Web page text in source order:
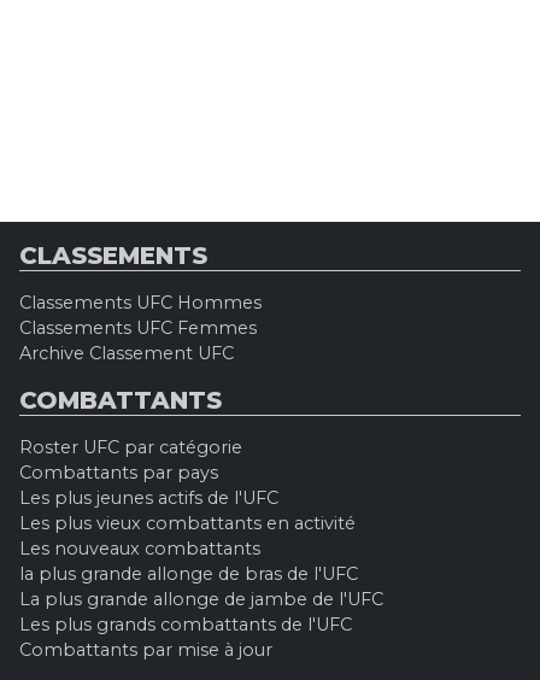
CLASSEMENTS
Classements UFC Hommes
Classements UFC Femmes
Archive Classement UFC
COMBATTANTS
Roster UFC par catégorie
Combattants par pays
Les plus jeunes actifs de l'UFC
Les plus vieux combattants en activité
Les nouveaux combattants
la plus grande allonge de bras de l'UFC
La plus grande allonge de jambe de l'UFC
Les plus grands combattants de l'UFC
Combattants par mise à jour